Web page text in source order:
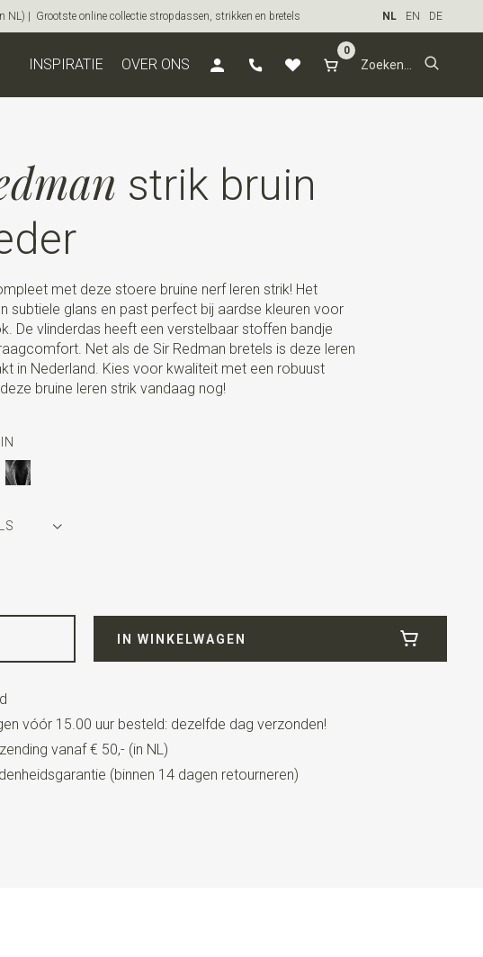
| Grootste online collectie stropdassen, strikken en bretels NL EN DE
INSPIRATIE OVER ONS
0
strik bruin
met deze stoere bruine nerf leren strik! Het
subtiele glans en past perfect bij aardse kleuren voor
De vlinderdas heeft een verstelbaar stoffen bandje
Net als de Sir Redman bretels is deze leren
in Nederland. Kies voor kwaliteit met een robuust
bruine leren strik vandaag nog!
gelooid) nerfleer
een voorgestrikt model met een verstelbaar bandje.
IN WINKELWAGEN
vóór 15.00 uur besteld: dezelfde dag verzonden!
vanaf € 50,- (in NL)
(binnen 14 dagen retourneren)